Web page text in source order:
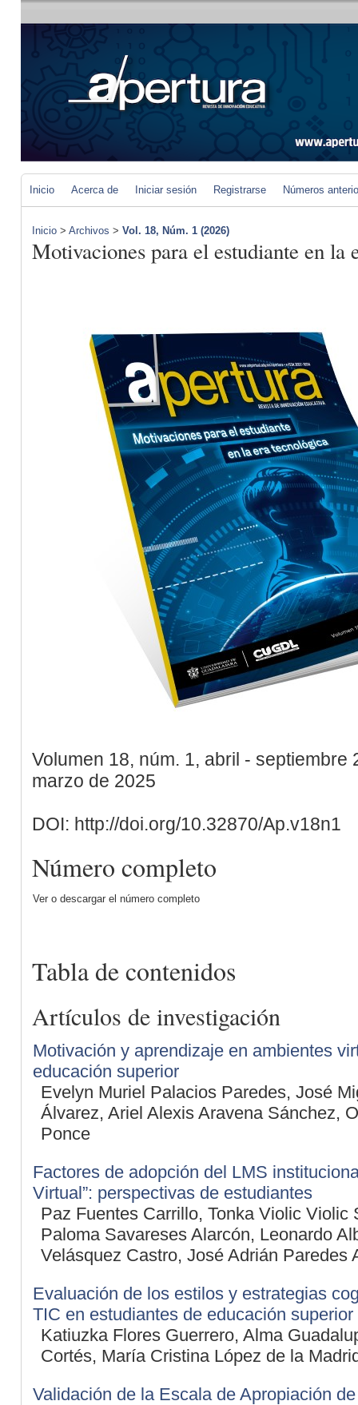
Inicio Acerca de Iniciar sesión Registrarse Números
Inicio > Archivos > Vol. 18, Núm. 1 (2026)
Motivaciones para el estudiante en la
Volumen 18, núm. 1, abril -
marzo de 2025
DOI: http://doi.org/10.32870/Ap.v18n1
Número completo
Ver o descargar el número completo
Tabla de contenidos
Artículos de investigación
Motivación y aprendizaje en ambientes
educación superior
Evelyn Muriel Palacios Paredes, José
Álvarez, Ariel Alexis Aravena Sánchez,
Ponce
Factores de adopción del LMS
Virtual”: perspectivas de estudiantes
Paz Fuentes Carrillo, Tonka Violic Violic
Paloma Savareses Alarcón, Leonardo
Velásquez Castro, José Adrián Paredes
Evaluación de los estilos y estrategias
TIC en estudiantes de educación superior
Katiuzka Flores Guerrero, Alma
Cortés, María Cristina López de la
Validación de la Escala de Apropiación